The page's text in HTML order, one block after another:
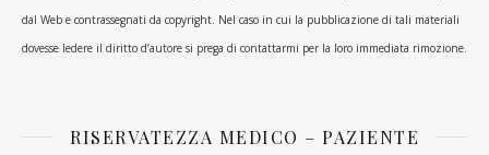
dal Web e contrassegnati da copyright. Nel caso in cui la pubblicazione di tali materiali
dovesse ledere il diritto d’autore si prega di contattarmi per la loro immediata rimozione.
RISERVATEZZA MEDICO – PAZIENTE